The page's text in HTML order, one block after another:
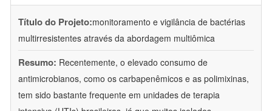
Título do Projeto:monitoramento e vigilância de bactérias
multirresistentes através da abordagem multiômica
Resumo: Recentemente, o elevado consumo de
antimicrobianos, como os carbapenêmicos e as polimixinas,
tem sido bastante frequente em unidades de terapia